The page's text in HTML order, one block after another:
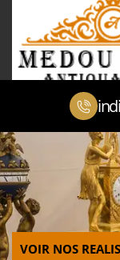
VOIR NOS